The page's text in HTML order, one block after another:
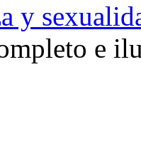
y
e